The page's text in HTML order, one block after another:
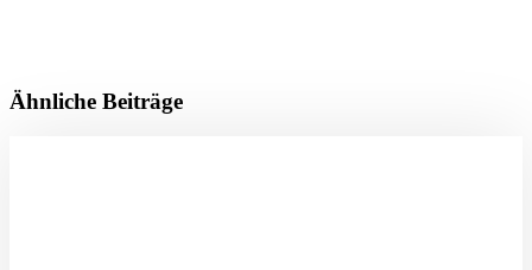
Ähnliche Beiträge